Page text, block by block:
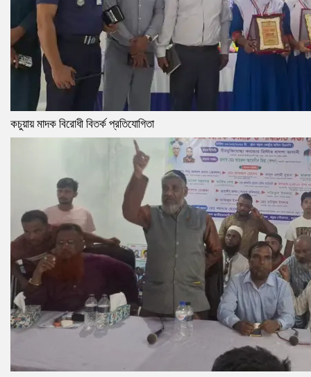
কচুয়ায় মাদক বিরোধী বিতর্ক প্রতিযোগিতা